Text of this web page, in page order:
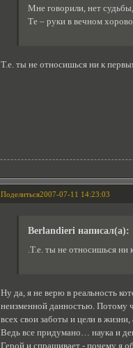
Мне говорили, нет судьбы,
Те – руки в вечном
Т.е. ты не относишься ни к
Поделиться2007-07-11 14:23:03
Berlandieri написал(а):
.Т.е. ты не относишься ни
Ну да, я не верю в реальность
неизменной данностью. Потому
всех свои заботы и цели в
Ведь все придумано… наука и
Герой и спрашивает - почему я